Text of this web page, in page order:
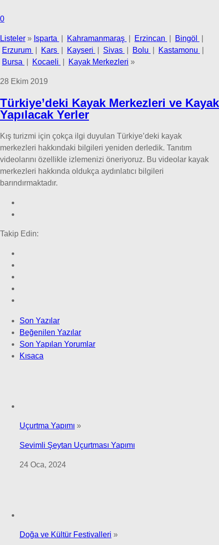
0
Listeler » Isparta Kahramanmaraş Erzincan Bingöl
Erzurum
Kars Kayseri Sivas Bolu Kastamonu
Bursa
Kocaeli Kayak Merkezleri »
28 Ekim 2019
Türkiye’deki Kayak Merkezleri ve Kayak
Yapılacak Yerler
Kış turizmi için çokça ilgi duyulan Türkiye’deki kayak
merkezleri hakkındaki bilgileri yeniden derledik. Tanıtım
videolarını özellikle izlemenizi öneriyoruz. Bu videolar kayak
merkezleri hakkında oldukça aydınlatıcı bilgileri
barındırmaktadır.
Takip Edin:
Son Yazılar
Beğenilen Yazılar
Son Yapılan Yorumlar
Kısaca
Uçurtma Yapımı »
Sevimli Şeytan Uçurtması Yapımı
24 Oca, 2024
Doğa ve Kültür Festivalleri »